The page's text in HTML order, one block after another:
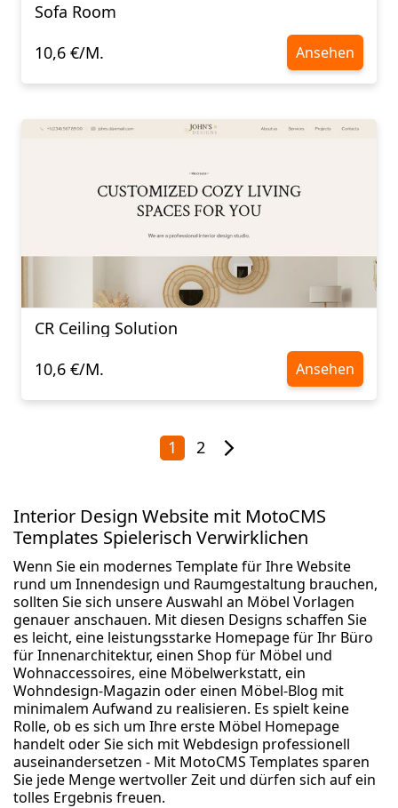
Sofa Room
10,6 €/M.
Ansehen
CR Ceiling Solution
10,6 €/M.
Ansehen
1 2
Interior Design Website mit MotoCMS
Templates Spielerisch Verwirklichen
Wenn Sie ein modernes Template für Ihre Website
rund um Innendesign und Raumgestaltung brauchen,
sollten Sie sich unsere Auswahl an Möbel Vorlagen
genauer anschauen. Mit diesen Designs schaffen Sie
es leicht, eine leistungsstarke Homepage für Ihr Büro
für Innenarchitektur, einen Shop für Möbel und
Wohnaccessoires, eine Möbelwerkstatt, ein
Wohndesign-Magazin oder einen Möbel-Blog mit
minimalem Aufwand zu realisieren. Es spielt keine
Rolle, ob es sich um Ihre erste Möbel Homepage
handelt oder Sie sich mit Webdesign professionell
auseinandersetzen - Mit MotoCMS Templates sparen
Sie jede Menge wertvoller Zeit und dürfen sich auf ein
tolles Ergebnis freuen.